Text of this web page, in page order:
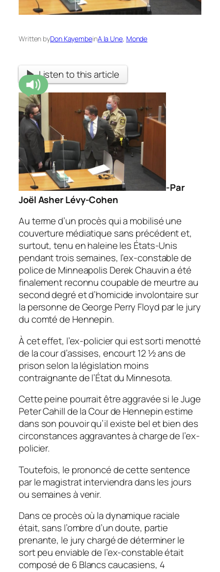
Written byDon KayembeinA la Une, Monde
Listen to this article
-Par
Joël Asher Lévy-Cohen
Au terme d’un procès qui a mobilisé une
couverture médiatique sans précédent et,
surtout, tenu en haleine les États-Unis
pendant trois semaines, l’ex-constable de
police de Minneapolis Derek Chauvina été
finalement reconnu coupable de meurtre au
second degré et d’homicide involontaire sur
la personne deGeorge Perry Floyd par le jury
du comté de Hennepin.
À cet effet, l’ex-policier qui est sorti menotté
de la cour d’assises, encourt 12 ½ ans de
prison selon la législation moins
contraignante de l’État du Minnesota.
Cette peine pourrait être aggravée si le Juge
Peter Cahill de la Cour de Hennepin estime
dans son pouvoir qu’il existe bel et bien des
circonstances aggravantes à charge de l’ex-
policier.
Toutefois, le prononcé de cette sentence
par le magistrat interviendra dans les jours
ou semaines à venir.
Dans ce procès où la dynamique raciale
était, sans l’ombre d’un doute, partie
prenante, le jury chargé de déterminer le
sort peu enviable de l’ex-constable était
composé de 6 Blancs caucasiens, 4